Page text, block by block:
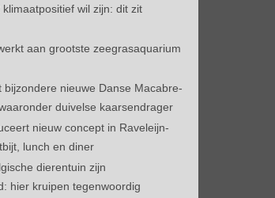
wil zijn: dit zit
aan grootste zeegrasaquarium
bijzondere nieuwe Danse Macabre-
duivelse kaarsendrager
nieuw concept in Raveleijn-
lunch en diner
dierentuin zijn
hier kruipen tegenwoordig